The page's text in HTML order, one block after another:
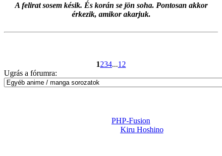
A felirat sosem késik. És korán se jön soha. Pontosan akkor
érkezik, amikor akarjuk.
1234...12
Ugrás a fórumra:
PHP-Fusion
Kiru Hoshino